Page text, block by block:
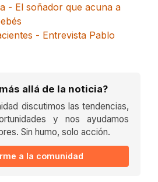
- El soñador que acuna a
- Entrevista Pablo
allá de la noticia?
discutimos las tendencias,
y nos ayudamos
Sin humo, solo acción.
a la comunidad